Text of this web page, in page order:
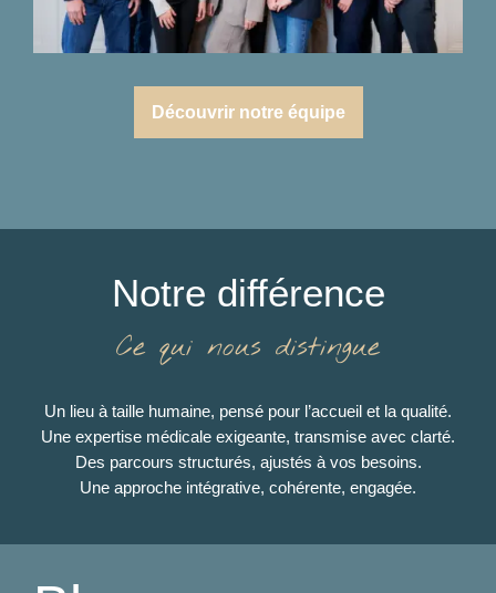
Découvrir notre équipe
Notre différence
Ce qui nous distingue
Un lieu à taille humaine, pensé pour l’accueil et la qualité.
Une expertise médicale exigeante, transmise avec clarté.
Des parcours structurés, ajustés à vos besoins.
Une approche intégrative, cohérente, engagée.